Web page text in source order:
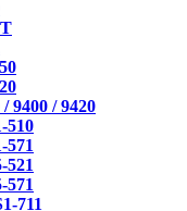
9400 / 9420
510
571
521
571
711